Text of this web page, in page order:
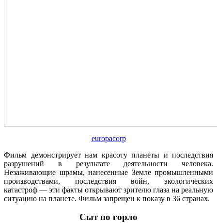
europacorp
Фильм демонстрирует нам красоту планеты и последствия
разрушений в результате деятельности человека.
Незаживающие шрамы, нанесенные Земле промышленными
производствами, последствия войн, экологических
катастроф — эти факты открывают зрителю глаза на реальную
ситуацию на планете. Фильм запрещен к показу в 36 странах.
Сыт по горло